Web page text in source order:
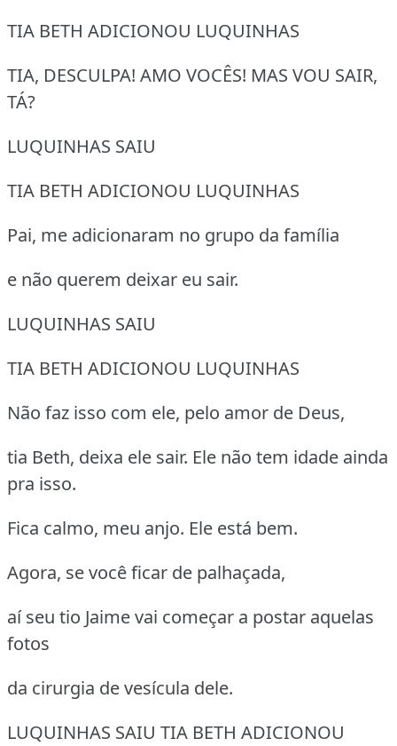
TIA BETH ADICIONOU LUQUINHAS
TIA, DESCULPA! AMO VOCÊS! MAS VOU SAIR,
TÁ?
LUQUINHAS SAIU
TIA BETH ADICIONOU LUQUINHAS
Pai, me adicionaram no grupo da família
e não querem deixar eu sair.
LUQUINHAS SAIU
TIA BETH ADICIONOU LUQUINHAS
Não faz isso com ele, pelo amor de Deus,
tia Beth, deixa ele sair. Ele não tem idade ainda
pra isso.
Fica calmo, meu anjo. Ele está bem.
Agora, se você ficar de palhaçada,
aí seu tio Jaime vai começar a postar aquelas
fotos
da cirurgia de vesícula dele.
LUQUINHAS SAIU TIA BETH ADICIONOU